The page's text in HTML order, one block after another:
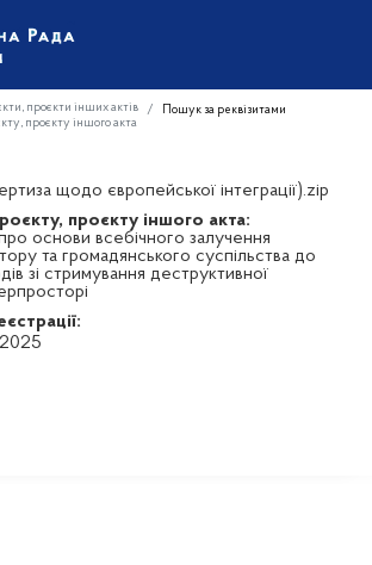
проєкти інших актів
Пошук за реквізитами
проєкту іншого акта
щодо європейської інтеграції).zip
проєкту іншого акта:
основи всебічного залучення
та громадянського суспільства до
зі стримування деструктивної